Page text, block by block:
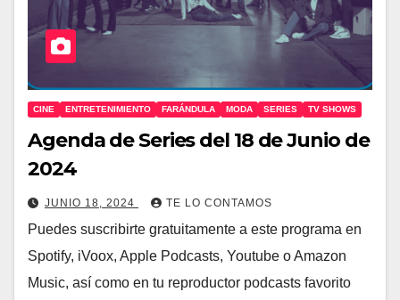
CINE ENTRETENIMIENTO FARÁNDULA MODA SERIES TV SHOWS
Agenda de Series del 18 de Junio de
2024
JUNIO 18, 2024 TE LO CONTAMOS
Puedes suscribirte gratuitamente a este programa en
Spotify, iVoox, Apple Podcasts, Youtube o Amazon
Music, así como en tu reproductor podcasts favorito